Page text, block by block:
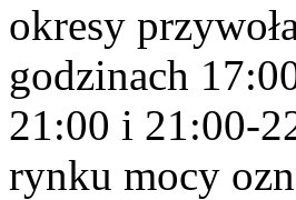
okresy
godzinach
21:00 i 21:00-
rynku mocy